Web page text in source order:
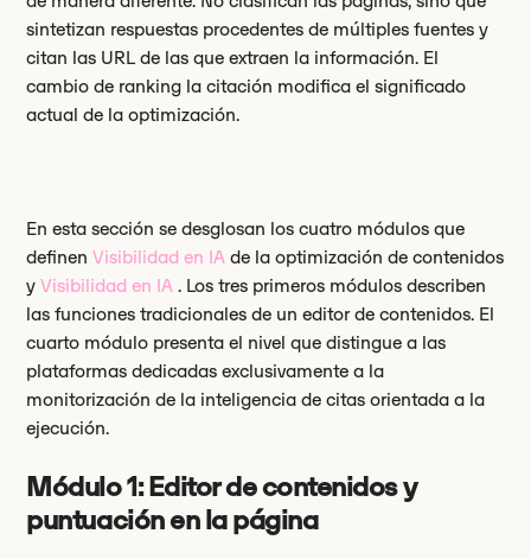
sintetizan respuestas procedentes de múltiples fuentes y
citan las URL de las que extraen la información. El
cambio de ranking la citación modifica el significado
actual de la optimización.
En esta sección se desglosan los cuatro módulos que
definenVisibilidad en IAde la optimización de contenidos
yVisibilidad en IA. Los tres primeros módulos describen
las funciones tradicionales de un editor de contenidos. El
cuarto módulo presenta el nivel que distingue a las
plataformas dedicadas exclusivamente a la
monitorización de la inteligencia de citas orientada a la
ejecución.
Módulo 1: Editor de contenidos y
puntuación en la página